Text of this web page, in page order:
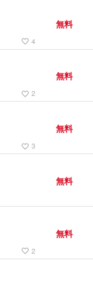
favorite_border 4
無料
favorite_border 2
無料
favorite_border 3
無料
無料
favorite_border 2
無料